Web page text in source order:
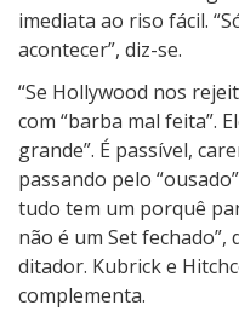
imediata ao riso fácil.
acontecer”, diz-se.
“Se Hollywood nos
com “barba mal feita”.
grande”. É passível,
passando pelo
tudo tem um porquê
não é um Set
ditador. Kubrick e
complementa.